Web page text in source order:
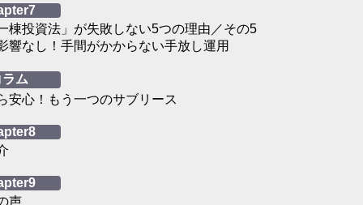
棟投資法」が失敗しない5つの理由／その5
響なし！手間がかからない手放し運用
ム
安心！もう一つのサブリース
声